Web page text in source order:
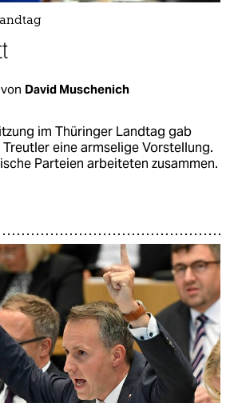
David Muschenich
im Thüringer Landtag gab
eine armselige Vorstellung.
Parteien arbeiteten zusammen.